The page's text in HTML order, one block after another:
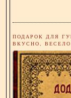
ПОДАРОК ДЛЯ
ВКУСНО,